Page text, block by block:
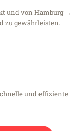
und von Hamburg →
zu gewährleisten.
und effiziente